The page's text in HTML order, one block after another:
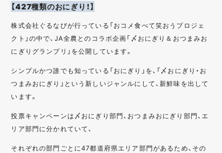
【427種類のおにぎり！】
株式会社ぐるなびが行っている「おコメ食べて笑おうプロジェ
クト」の中で、JA全農とのコラボ企画「〆おにぎり＆おつまみお
にぎりグランプリ」を公開しています。
シンプルかつ誰でも知っている「おにぎり」を、「〆おにぎり・お
つまみおにぎり」という新しいジャンルにして、新鮮味を出して
います。
投票キャンペーンは〆おにぎり部門、おつまみおにぎり部門、エ
リア部門に分かれていて、
それぞれの部門ごとに47都道府県エリア部門があるため、その